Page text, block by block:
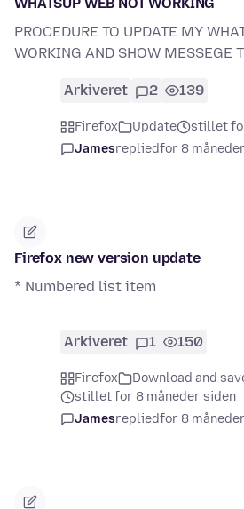
WHATSUP WEB NOT WORKING
PROCEDURE TO UPDATE MY
WORKING AND SHOW MESSEGE
Arkiveret 2 139
Firefox Update
stillet
Jamesrepliedfor 8
Firefox new version update
* Numbered list item
Arkiveret 1 150
Firefox
Download and
stillet for 8 måneder siden
Jamesrepliedfor 8